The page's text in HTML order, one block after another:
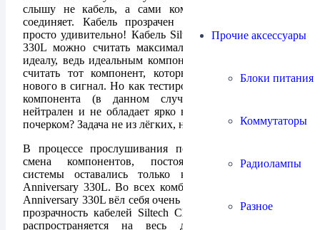
Прочие аксессуары
Блоки питания
Коммутаторы
Радиолампы
Разное
слышу не кабель, а сами компоненты которые он
соединяет. Кабель прозрачен как родниковая вода,
просто удивительно! Кабель Siltech Classic Anniversary
330L можно считать максимально приближенным к
идеалу, ведь идеальным компонентом системы можно
считать тот компонент, который не вносит ничего
нового в сигнал. Но как тестировать и описывать звук
компонента (в данном случае кабеля) если он
нейтрален и не обладает ярко выраженным звуковым
почерком? Задача не из лёгких, но всё же выполнимая.
В процессе прослушивания постоянно происходила
смена компонентов, постоянными участниками
системы оставались только кабели Siltech Classic
Anniversary 330L. Во всех комбинациях Siltech Classic
Anniversary 330L вёл себя очень достойно. Кристальная
прозрачность кабелей Siltech Classic Anniversary 330L
распространяется на весь диапазон частот без